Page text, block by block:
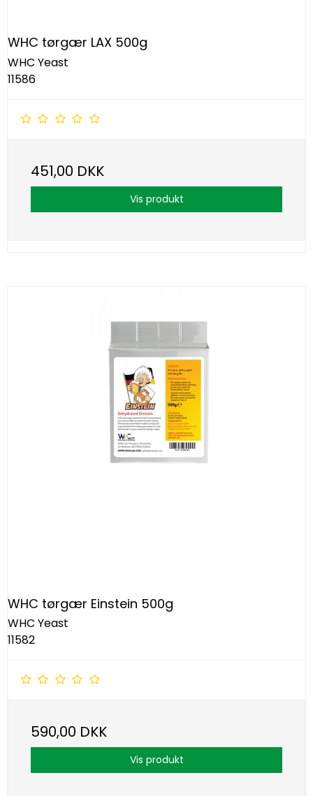
WHC tørgær LAX 500g
WHC Yeast
11586
451,00 DKK
Vis produkt
WHC tørgær Einstein 500g
WHC Yeast
11582
590,00 DKK
Vis produkt